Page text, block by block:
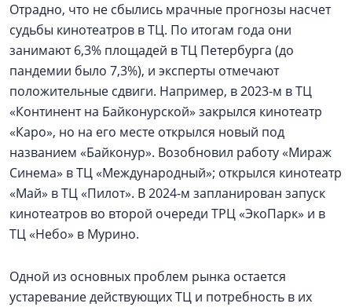
Отрадно, что не сбылись мрачные прогнозы насчет
судьбы кинотеатров в ТЦ. По итогам года они
занимают 6,3% площадей в ТЦ Петербурга (до
пандемии было 7,3%), и эксперты отмечают
положительные сдвиги. Например, в 2023-м в ТЦ
«Континент на Байконурской» закрылся кинотеатр
«Каро», но на его месте открылся новый под
названием «Байконур». Возобновил работу «Мираж
Синема» в ТЦ «Международный»; открылся кинотеатр
«Май» в ТЦ «Пилот». В 2024-м запланирован запуск
кинотеатров во второй очереди ТРЦ «ЭкоПарк» и в
ТЦ «Небо» в Мурино.
Одной из основных проблем рынка остается
устаревание действующих ТЦ и потребность в их